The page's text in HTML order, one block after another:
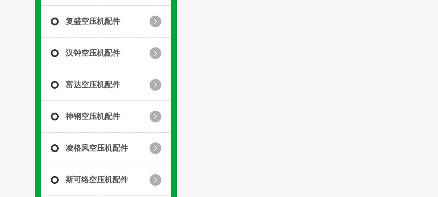
复盛空压机配件
汉钟空压机配件
富达空压机配件
神钢空压机配件
凌格风空压机配件
斯可络空压机配件